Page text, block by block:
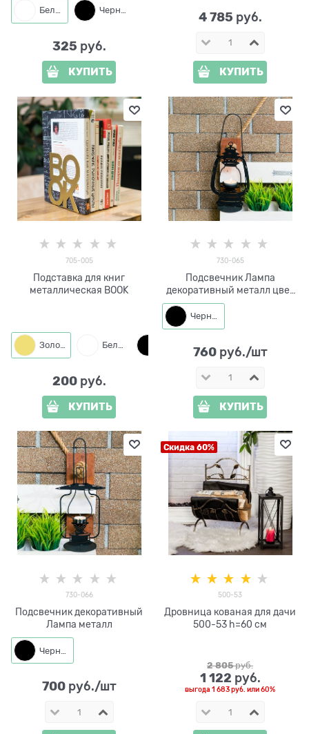
Белый Черный
325 руб.
КУПИТЬ
4 785 руб.
КУПИТЬ
705-005
Подставка для книг
металлическая BOOK
Золото Белый
200 руб.
КУПИТЬ
730-065
Подсвечник Лампа
декоративный металл цвет
черный
Черный
760 руб./шт
КУПИТЬ
730-066
Подсвечник декоративный
Лампа металл
700 руб./шт
Скидка 60%
500-53
Дровница кованая для дачи
500-53 h=60 см
2 805 руб.
1 122 руб.
выгода 1 683 руб. или60%